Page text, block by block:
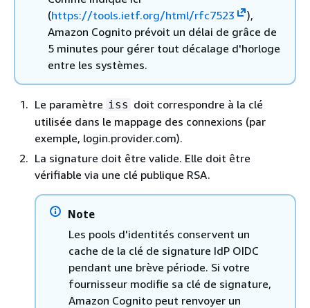
(https://tools.ietf.org/html/rfc7523
),
Amazon Cognito prévoit un délai de grâce de
5 minutes pour gérer tout décalage d'horloge
entre les systèmes.
Le paramètre iss doit correspondre à la clé
utilisée dans le mappage des connexions (par
exemple, login.provider.com).
La signature doit être valide. Elle doit être
vérifiable via une clé publique RSA.
Note
Les pools d'identités conservent un
cache de la clé de signature IdP OIDC
pendant une brève période. Si votre
fournisseur modifie sa clé de signature,
Amazon Cognito peut renvoyer un